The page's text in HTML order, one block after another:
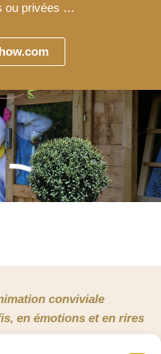
ou privées …
conviviale
en émotions et en rires